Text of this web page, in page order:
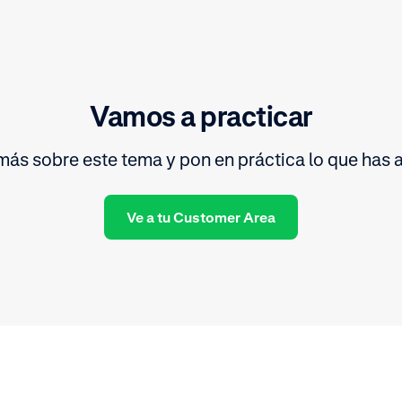
Vamos a practicar
sobre este tema y pon en práctica lo que has
Ve a tu Customer Area